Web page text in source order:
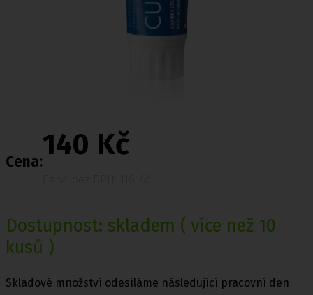
Cena:
140 Kč
Dostupnost: skladem ( více než 10
kusů )
Skladové množství odesíláme následující pracovní den